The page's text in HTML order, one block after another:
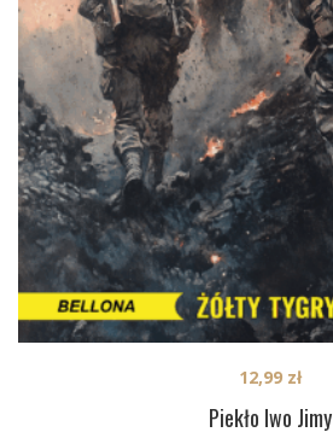
Piekło Iwo Jimy
12,99 zł